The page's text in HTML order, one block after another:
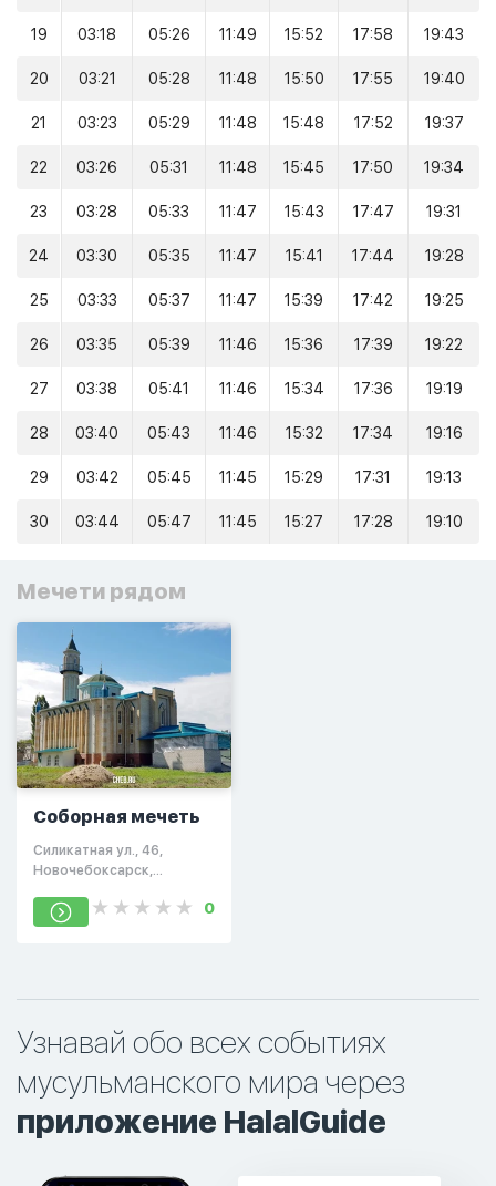
19 03:18 05:26 11:49 15:52 17:58 19:43
20 03:21 05:28 11:48 15:50 17:55 19:40
21 03:23 05:29 11:48 15:48 17:52 19:37
22 03:26 05:31 11:48 15:45 17:50 19:34
23 03:28 05:33 11:47 15:43 17:47 19:31
24 03:30 05:35 11:47 15:41 17:44 19:28
25 03:33 05:37 11:47 15:39 17:42 19:25
26 03:35 05:39 11:46 15:36 17:39 19:22
27 03:38 05:41 11:46 15:34 17:36 19:19
28 03:40 05:43 11:46 15:32 17:34 19:16
29 03:42 05:45 11:45 15:29 17:31 19:13
30 03:44 05:47 11:45 15:27 17:28 19:10
Мечети рядом
Соборная мечеть
Силикатная ул., 46,
Новочебоксарск,
429951
0
Узнавай обо всех событиях
мусульманского мира через
приложение HalalGuide